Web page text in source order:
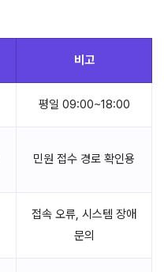
비고
평일 09:00~18:00
민원 접수 경로 확인용
접속 오류, 시스템 장애
문의